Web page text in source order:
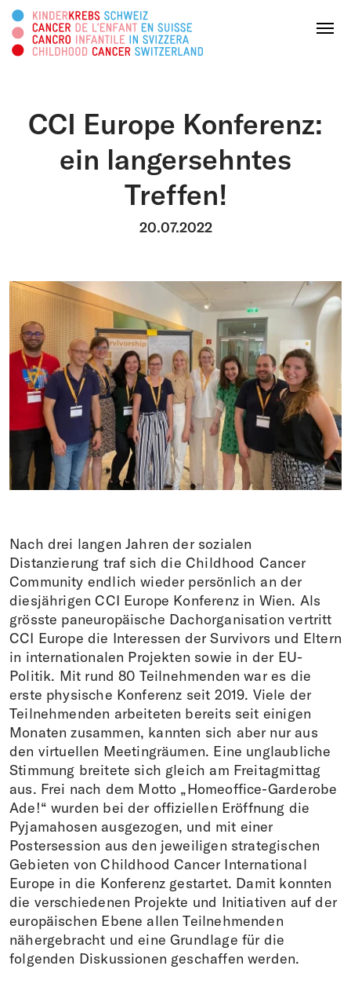
Menu
Infoplattform
Spenden
SPENDEN
DE FR EN IT
Diese Webseite durchsuchen
CCI Europe Konferenz:
ein langersehntes
Treffen!
20.07.2022
Nach drei langen Jahren der sozialen
Distanzierung traf sich die Childhood Cancer
Community endlich wieder persönlich an der
diesjährigen CCI Europe Konferenz in Wien. Als
grösste paneuropäische Dachorganisation vertritt
CCI Europe die Interessen der Survivors und Eltern
in internationalen Projekten sowie in der EU-
Politik. Mit rund 80 Teilnehmenden war es die
erste physische Konferenz seit 2019. Viele der
Teilnehmenden arbeiteten bereits seit einigen
Monaten zusammen, kannten sich aber nur aus
den virtuellen Meetingräumen. Eine unglaubliche
Stimmung breitete sich gleich am Freitagmittag
aus. Frei nach dem Motto „Homeoffice-Garderobe
Ade!“ wurden bei der offiziellen Eröffnung die
Pyjamahosen ausgezogen, und mit einer
Postersession aus den jeweiligen strategischen
Gebieten von Childhood Cancer International
Europe in die Konferenz gestartet. Damit konnten
die verschiedenen Projekte und Initiativen auf der
europäischen Ebene allen Teilnehmenden
nähergebracht und eine Grundlage für die
folgenden Diskussionen geschaffen werden.